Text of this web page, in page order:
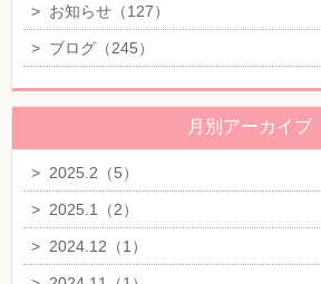
> お知らせ（127）
> ブログ（245）
月別アーカイブ
> 2025.2（5）
> 2025.1（2）
> 2024.12（1）